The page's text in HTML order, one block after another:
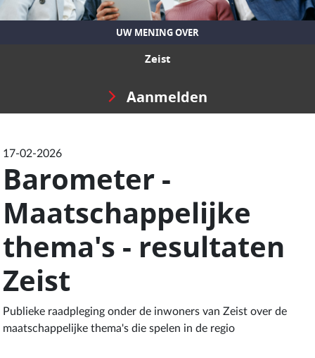
UW MENING OVER
Zeist
Aanmelden
17-02-2026
Barometer -
Maatschappelijke
thema's - resultaten
Zeist
Publieke raadpleging onder de inwoners van Zeist over de
maatschappelijke thema's die spelen in de regio